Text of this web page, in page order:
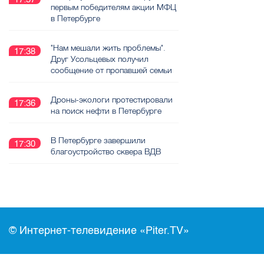
первым победителям акции МФЦ
в Петербурге
17:38
"Нам мешали жить проблемы".
Друг Усольцевых получил
сообщение от пропавшей семьи
17:36
Дроны-экологи протестировали
на поиск нефти в Петербурге
17:30
В Петербурге завершили
благоустройство сквера ВДВ
© Интернет-телевидение «Piter.TV»